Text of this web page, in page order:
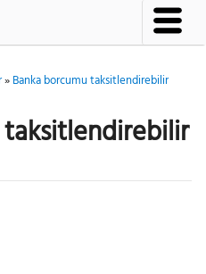
»Banka borcumu taksitlendirebilir